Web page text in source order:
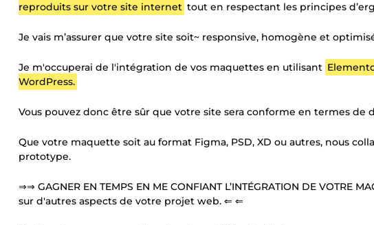
reproduits sur votre site internet tout en respectant les principes
Je vais m’assurer que votre site soit~ responsive, homogène et
Je m'occuperai de l'intégration de vos maquettes en utilisant
WordPress.
Vous pouvez donc être sûr que votre site sera conforme en termes
Que votre maquette soit au format Figma, PSD, XD ou autres, nous
prototype.
⇒⇒ GAGNER EN TEMPS EN ME CONFIANT L’INTÉGRATION DE VOTRE
sur d'autres aspects de votre projet web. ⇐ ⇐